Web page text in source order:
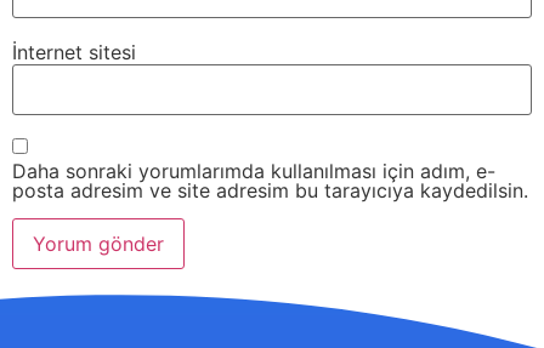
İnternet sitesi
Daha sonraki yorumlarımda kullanılması için adım, e-
posta adresim ve site adresim bu tarayıcıya kaydedilsin.